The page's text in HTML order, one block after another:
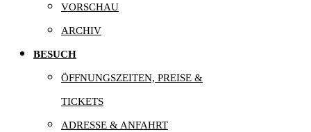
VORSCHAU
ARCHIV
BESUCH
ÖFFNUNGSZEITEN, PREISE &
TICKETS
ADRESSE & ANFAHRT